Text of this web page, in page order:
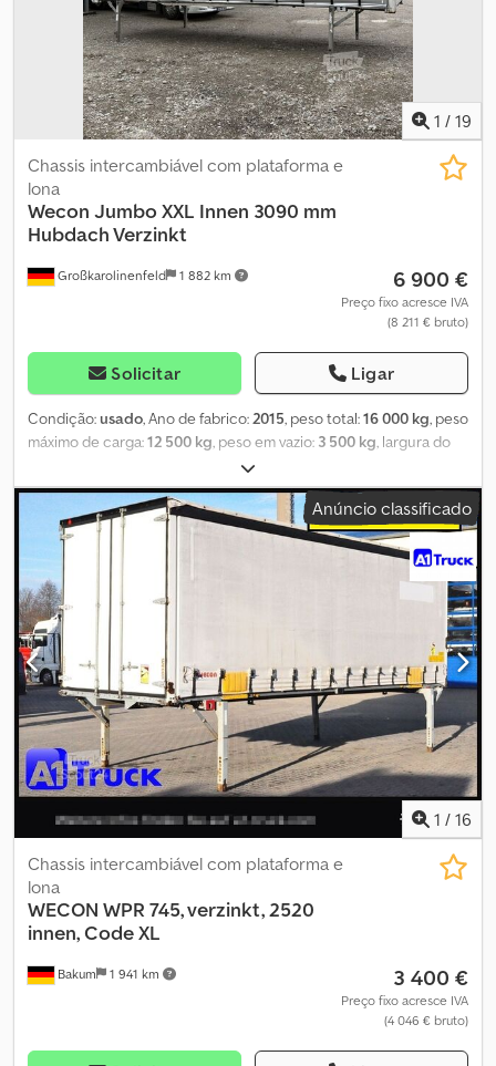
1 / 19
Großkarolinenfeld 1 882 km
Chassis intercambiável com plataforma e
lona
Wecon Jumbo XXL Innen 3090 mm
Hubdach Verzinkt
6 900 €
Preço fixo acresce IVA
(8 211 € bruto)
Solicitar Ligar
Condição:usado, Ano de fabrico: 2015, peso total:16 000 kg, peso
máximo de carga:12 500 kg , peso em vazio: 3 500 kg , largura do
, comprimento do espaço de carga:
7 700 mm, altura do espaço de carga:3 090 mm, COMERCIANTE
ALEMÃO oferece: Estrutura de troca Jumbo XXL 7,82 m Altura
interna 3090 mm Altura da longarina 90 mm Altura lateral de
carga 2970 mm Dimensões internas: 7700x2480x3090 mm
GALVANIZADA Teto elevável Teto de aço 7 pares de argolas de
amarração Pés telescópicos galvanizados Lona lateral direita
nova com inscrição Todo o resto neutro Cjdpfx Aozrif Rsndsrf
Peso bruto total 16000 kg Peso vazio 3500 kg Ano de fabricação
2015 Grande estoque de estruturas de troca e trailers! #####
LIGUE POR FAVOR – NÃO ENVIE EMAIL! ##### ENTREGA
DISPONÍVEL EM TODA ALEMANHA! MEPO VEÍCULOS COMERCIAIS
ENTREGA DESDE 1983! VISITA SOMENTE COM AGENDAMENTO!
#####
Anúncio classificado
1 / 16
Bakum 1 941 km
Chassis intercambiável com plataforma e
lona
WECON WPR 745, verzinkt, 2520
innen, Code XL
3 400 €
Preço fixo acresce IVA
(4 046 € bruto)